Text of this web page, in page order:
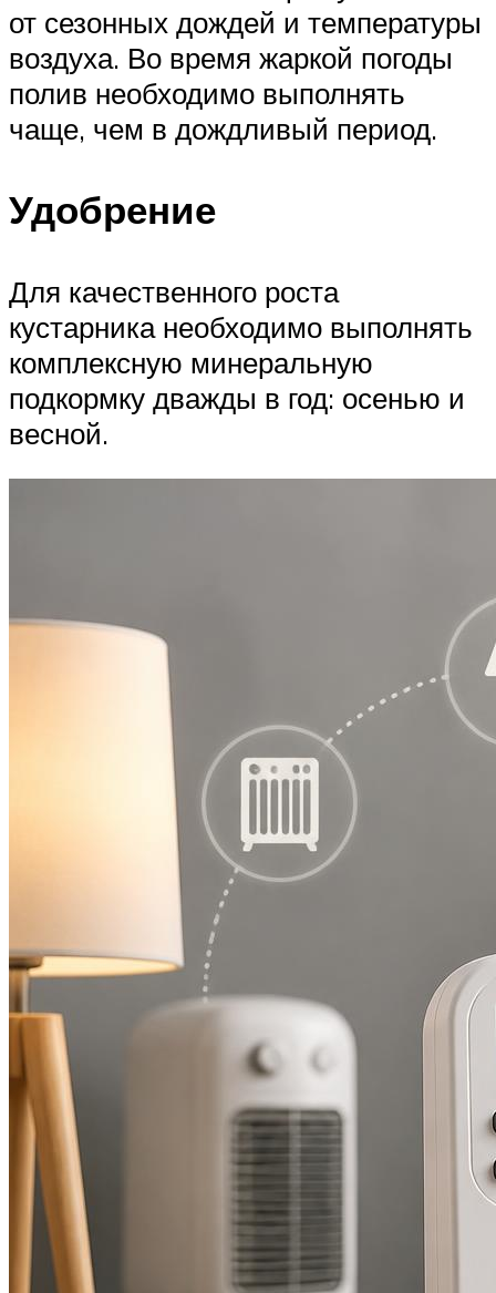
от сезонных дождей и температуры
воздуха. Во время жаркой погоды
полив необходимо выполнять
чаще, чем в дождливый период.
Удобрение
Для качественного роста
кустарника необходимо выполнять
комплексную минеральную
подкормку дважды в год: осенью и
весной.